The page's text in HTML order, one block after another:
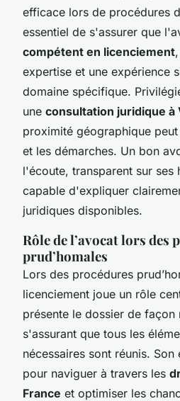
efficace lors de procédures
essentiel de s'assurer que
compétent en licenciement
expertise et une expérience
domaine spécifique.
une consultation juridique à
proximité géographique
et les démarches. Un bon
l'écoute, transparent sur ses
capable d'expliquer
juridiques disponibles.
Rôle de l’avocat lors des
prud’homales
Lors des procédures
licenciement joue un rôle
présente le dossier de façon
s'assurant que tous les
nécessaires sont réunis.
pour naviguer à travers les
France et optimiser les